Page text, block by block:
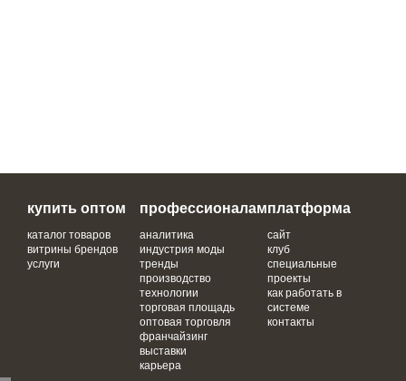
купить оптом
каталог товаров
витрины брендов
услуги
профессионалам
аналитика
индустрия моды
тренды
производство
технологии
торговая площадь
оптовая торговля
франчайзинг
выставки
карьера
платформа
сайт
клуб
специальные
проекты
как работать в
системе
контакты